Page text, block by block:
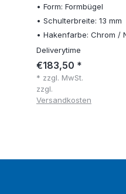
• Form: Formbügel
• Schulterbreite: 13 mm
• Hakenfarbe: Chrom /
Deliverytime
€183,50 *
* zzgl. MwSt.
zzgl.
Versandkosten